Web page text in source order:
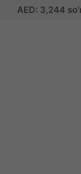
AED: 3,244 so'm▲